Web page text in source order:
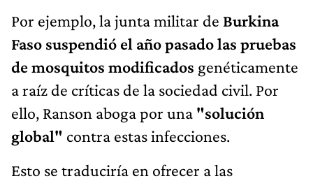
Por ejemplo, la junta militar de Burkina
Faso suspendió el año pasado las pruebas
de mosquitos modificados genéticamente
a raíz de críticas de la sociedad civil. Por
ello, Ranson aboga por una "solución
global" contra estas infecciones.
Esto se traduciría en ofrecer a las